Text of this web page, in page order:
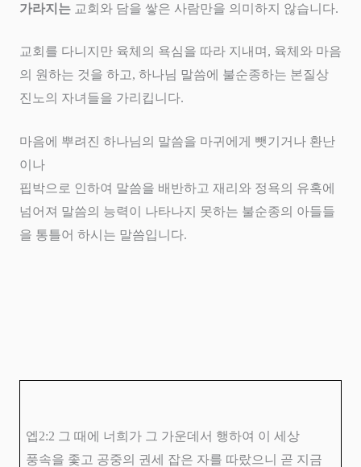
가라지는 교회와 담을 쌓은 사람만을 의미하지 않습니다.
교회를 다니지만 육체의 욕심을 따라 지내며 , 육체와 마음
의 원하는 것을 하고, 하나님 말씀에 불순종하는 본질상
진노의 자녀들을 가리킵니다.
마음에 뿌려진 하나님의 말씀을 마귀에게 뺏기거나 환난
이나
핍박으로 인하여 말씀을 배반하고 재리와 정욕의 유혹에
넘어져 말씀의 능력이 나타나지 못하는 불순종의 아들들
을 통틀어 하시는 말씀입니다.
엡2:2 그 때에 너희가 그 가운데서 행하여 이 세상
풍속을 좇고 공중의 권세 잡은 자를 따랐으니 곧 지금